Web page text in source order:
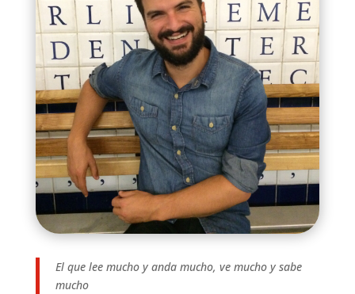
El que lee mucho y anda mucho, ve mucho y sabe
mucho